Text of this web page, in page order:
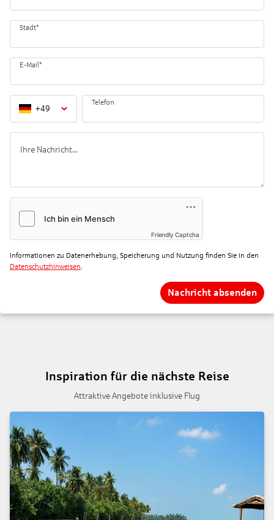
Stadt*
E-Mail*
+49
Telefon
Friendly Captcha
Informationen zu Datenerhebung, Speicherung und Nutzung finden Sie in den
Datenschutzhinweisen.
Nachricht absenden
Inspiration für die nächste Reise
Attraktive Angebote inklusive Flug